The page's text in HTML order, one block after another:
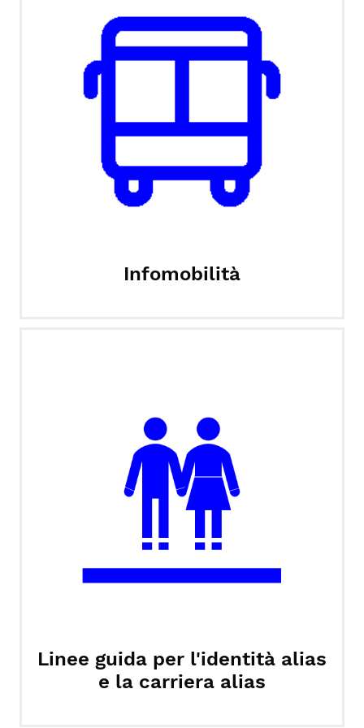
Infomobilità
Linee guida per l'identità alias
e la carriera alias